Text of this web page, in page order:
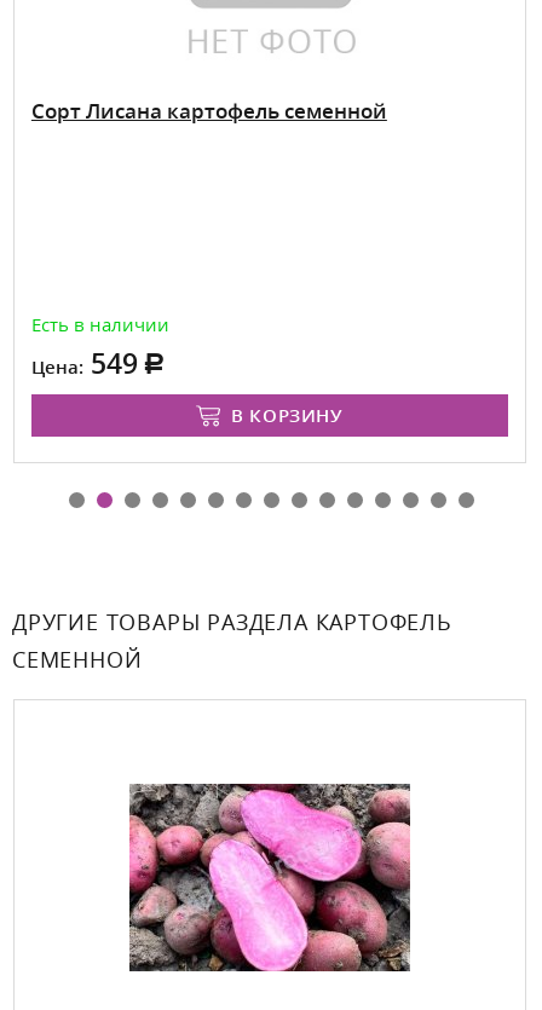
Сорт Лисана картофель семенной
Есть в наличии
Цена: 549
В КОРЗИНУ
ДРУГИЕ ТОВАРЫ РАЗДЕЛА КАРТОФЕЛЬ
СЕМЕННОЙ